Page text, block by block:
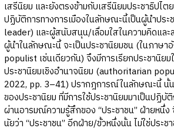
เสรีนิยม และยังตรงข้ามกับเสรีนิยมประชาธิปไต
ปฏิบัติการทางการเมืองในลักษณะนี้เป็นผู้นำปร
leader) และผู้สนับสนุน/เลื่อมใสในความคิดและ
ผู้นำในลักษณะนี้ จะเป็นประชานิยมชน (ในภาษา
populist เช่นเดียวกัน) จึงมีการเรียกประชานิย
ประชานิยมเชิงอำนาจนิยม (authoritarian
2022, pp. 3–41) ปรากฎการณ์ในลักษณะนี้ นั้
ของประชานิยม ที่มีการใช้ประชานิยมมาเป็นปฏิบั
ผ่านอารมณ์ความรู้สึกของ “ประชาชน” ฝ่ายหนึ่ง
นัยว่า “ประชาชน” อีกฝ่าย/ขั้วหนึ่งนั้น ไม่ใช่ประช